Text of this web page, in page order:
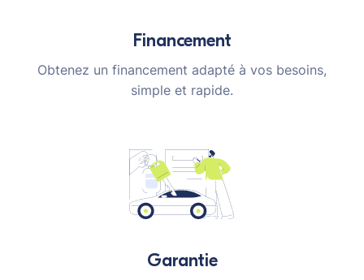
Financement
Obtenez un financement adapté à vos besoins,
simple et rapide.
Garantie